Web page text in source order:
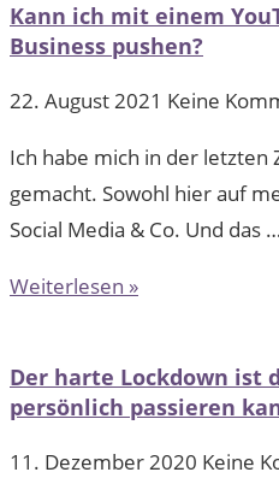
Kann ich mit einem
Business pushen?
22. August 2021 Keine
Ich habe mich in der letzten
gemacht. Sowohl hier auf
Social Media & Co. Und das …
Weiterlesen »
Der harte Lockdown ist
persönlich passieren
11. Dezember 2020 Keine